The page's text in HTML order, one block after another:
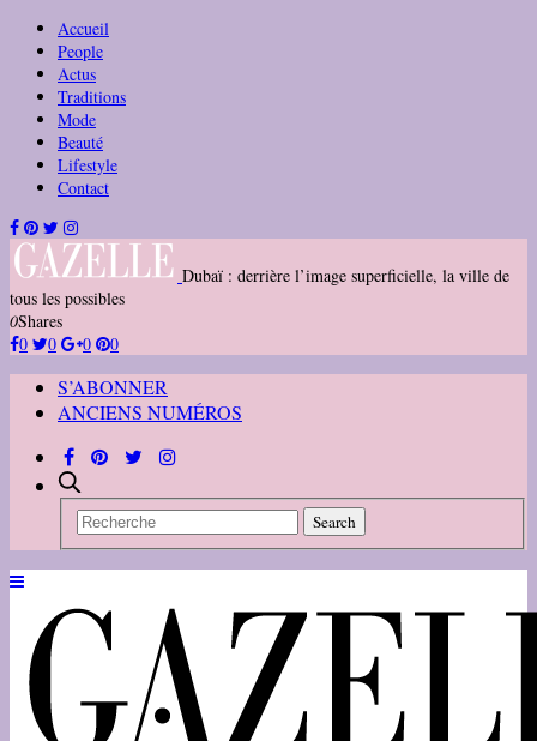
Accueil
People
Actus
Traditions
Mode
Beauté
Lifestyle
Contact
Dubaï : derrière l’image superficielle, la ville de
tous les possibles
0Shares
0
0 0 0
S’ABONNER
ANCIENS NUMÉROS